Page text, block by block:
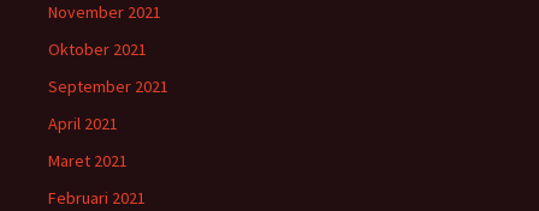
November 2021
Oktober 2021
September 2021
April 2021
Maret 2021
Februari 2021